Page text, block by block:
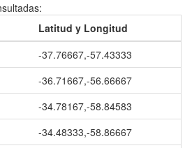
Latitud y Longitud
-37.76667,-57.43333
-36.71667,-56.66667
-34.78167,-58.84583
-34.48333,-58.86667